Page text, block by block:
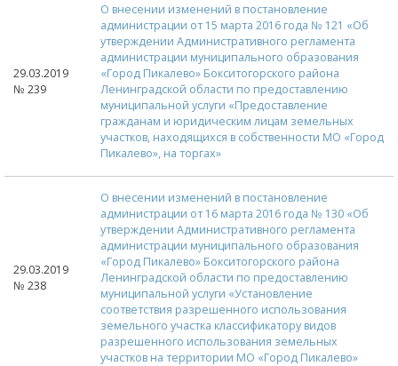
29.03.2019
№ 239
О внесении изменений в постановление
администрации от 15 марта 2016 года № 121 «Об
утверждении Административного регламента
администрации муниципального образования
«Город Пикалево» Бокситогорского района
Ленинградской области по предоставлению
муниципальной услуги «Предоставление
гражданам и юридическим лицам земельных
участков, находящихся в собственности МО «Город
Пикалево», на торгах»
29.03.2019
№ 238
О внесении изменений в постановление
администрации от 16 марта 2016 года № 130 «Об
утверждении Административного регламента
администрации муниципального образования
«Город Пикалево» Бокситогорского района
Ленинградской области по предоставлению
муниципальной услуги «Установление
соответствия разрешенного использования
земельного участка классификатору видов
разрешенного использования земельных
участков на территории МО «Город Пикалево»